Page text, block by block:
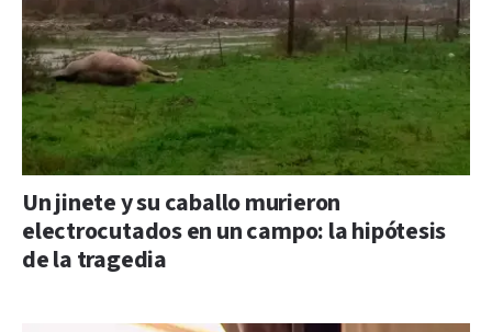
Un jinete y su caballo murieron
electrocutados en un campo: la hipótesis
de la tragedia